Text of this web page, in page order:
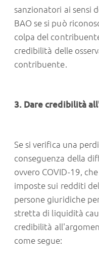
sanzionatori ai sensi
BAO se si può
colpa del
credibilità delle
contribuente.
3. Dare credibilità
Se si verifica una
conseguenza della
ovvero COVID-19,
imposte sui redditi
persone giuridiche
stretta di liquidità
credibilità
come segue: